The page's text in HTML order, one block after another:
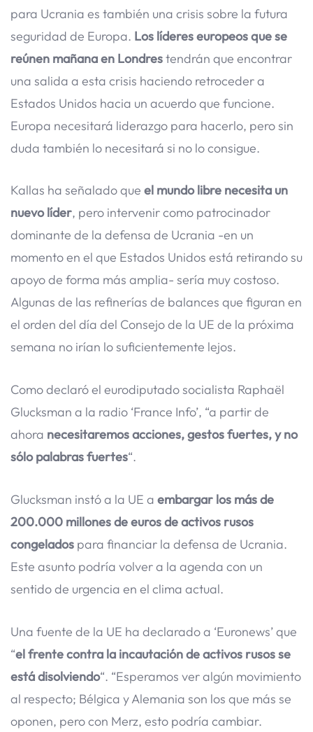
para Ucrania es también una crisis sobre la futura
seguridad de Europa. Los líderes europeos que se
reúnen mañana en Londrestendrán que encontrar
una salida a esta crisis haciendo retroceder a
Estados Unidos hacia un acuerdo que funcione.
Europa necesitará liderazgo para hacerlo, pero sin
duda también lo necesitará si no lo consigue.
Kallas ha señalado que el mundo libre necesita un
nuevo líder, pero intervenir como patrocinador
dominante de la defensa de Ucrania -en un
momento en el que Estados Unidos está retirando su
apoyo de forma más amplia- sería muy costoso.
Algunas de las refinerías de balances que figuran en
el orden del día del Consejo de la UE de la próxima
semana no irían lo suficientemente lejos.
Como declaró el eurodiputado socialista Raphaël
Glucksman a la radio ‘France Info’, “a partir de
ahora necesitaremos acciones, gestos fuertes, y no
sólo palabras fuertes“.
Glucksman instó a la UE a embargar los más de
200.000 millones de euros de activos rusos
congelados para financiar la defensa de Ucrania.
Este asunto podría volver a la agenda con un
sentido de urgencia en el clima actual.
Una fuente de la UE ha declarado a ‘Euronews’ que
“el frente contra la incautación de activos rusos se
está disolviendo“. “Esperamos ver algún movimiento
al respecto; Bélgica y Alemania son los que más se
oponen, pero con Merz, esto podría cambiar.